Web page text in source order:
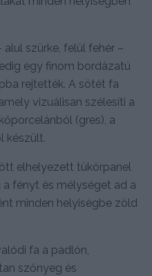
szürke, felül fehér –
egy finom bordázatú
rejtették. A sötét fa
vizuálisan szélesíti a
(gres), a
készült.
elhelyezett tükörpanel
a fényt és mélységet ad a
minden helyiségbe zöld
fa a padlón,
szőnyeg és